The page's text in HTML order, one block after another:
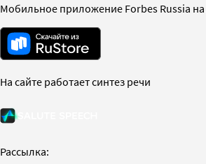
Мобильное приложение Forbes Russia
На сайте работает синтез речи
Рассылка: